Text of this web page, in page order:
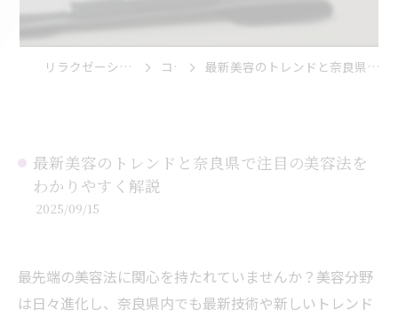
リラクゼーションならアメシスト コラム 最新美容のトレンドと奈良県で注目の美容法をわかりやすく解説
最新美容のトレンドと奈良県で注目の美容法を
わかりやすく解説
2025/09/15
最先端の美容法に関心を持たれていませんか？美容分野
は日々進化し、奈良県内でも最新技術や新しいトレンド